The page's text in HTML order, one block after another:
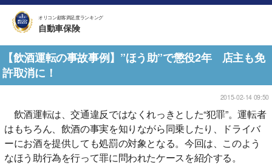
オリコン顧客満足度ランキング
自動車保険
【飲酒運転の事故事例】”ほう助”で懲役2年 店主も免
許取消に！
2015-02-14 09:50
飲酒運転は、交通違反ではなくれっきとした“犯罪”。運転者
はもちろん、飲酒の事実を知りながら同乗したり、ドライバ
ーにお酒を提供しても処罰の対象となる。今回は、このよう
なほう助行為を行って罪に問われたケースを紹介する。